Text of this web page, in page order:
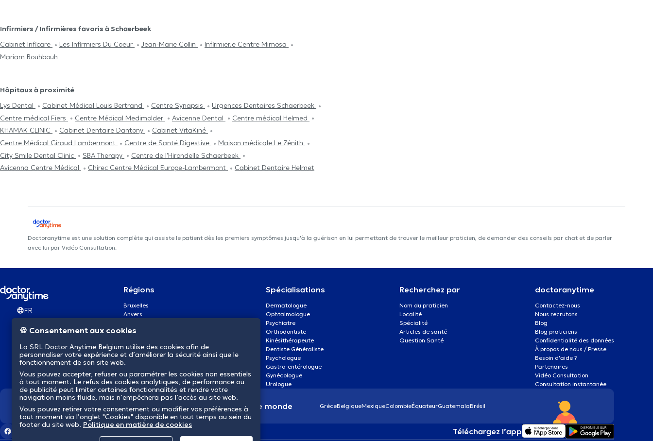
Infirmiers / Infirmières favoris à Schaerbeek
Cabinet Inficare
Les Infirmiers Du Coeur Jean-Marie Collin
Infirmier.e Centre Mimosa
Mariam Bouhbouh
Hôpitaux à proximité
Lys Dental
Cabinet Médical Louis Bertrand Centre Synapsis
Urgences Dentaires Schaerbeek
Centre médical Fiers
Centre Médical Medimolder Avicenne Dental
Centre médical Helmed
KHAMAK CLINIC
Cabinet Dentaire Dantony
Cabinet VitaKiné
Centre Médical Giraud Lambermont
Centre de Santé Digestive
Maison médicale Le Zénith
City Smile Dental Clinic
SBA Therapy
Centre de l'Hirondelle Schaerbeek
Avicenna Centre Médical
Chirec Centre Médical Europe-Lambermont Cabinet Dentaire Helmet
Doctoranytime est une solution complète qui assiste le patient dès les premiers symptômes jusqu'à la guérison en lui permettant de trouver le meilleur praticien, de demander des conseils par chat et de parler
avec lui par Vidéo Consultation.
FR
Régions
Bruxelles
Anvers
Charleroi
Bruges
Namur
Louvain
Mons
Aalst Flandre-Orientale
Spécialisations
Dermatologue
Ophtalmologue
Psychiatre
Orthodontiste
Kinésithérapeute
Dentiste Généraliste
Psychologue
Gastro-entérologue
Gynécologue
Urologue
Recherchez par
Nom du praticien
Localité
Spécialité
Articles de santé
Question Santé
doctoranytime
Contactez-nous
Nous recrutons
Blog
Blog praticiens
Confidentialité des données
À propos de nous / Presse
Besoin d'aide ?
Partenaires
Vidéo Consultation
Consultation instantanée
Nous révolutionnons la santé dans le monde GrèceBelgiqueMexiqueColombieÉquateurGuatemalaBrésil
Téléchargez l’app
🍪 Consentement aux cookies
La SRL Doctor Anytime Belgium utilise des cookies afin de
personnaliser votre expérience et d’améliorer la sécurité ainsi que le
fonctionnement de son site web.
Vous pouvez accepter, refuser ou paramétrer les cookies non essentiels
à tout moment. Le refus des cookies analytiques, de performance ou
de publicité peut limiter certaines fonctionnalités et rendre votre
navigation moins fluide, mais n’empêchera pas l’accès au site web.
Vous pouvez retirer votre consentement ou modifier vos préférences à
tout moment via l’onglet "Cookies" disponible en tout temps au sein du
footer du site web. Politique en matière de cookies